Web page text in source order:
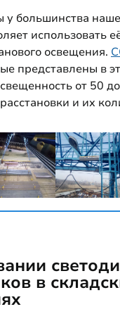
у большинства
использовать
освещения.
представлены в
от 50
и их
в